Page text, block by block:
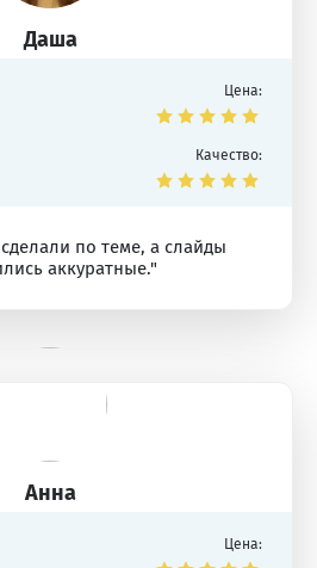
Даша
Цена:
Качество:
по теме, а слайды
аккуратные."
Анна
Цена: